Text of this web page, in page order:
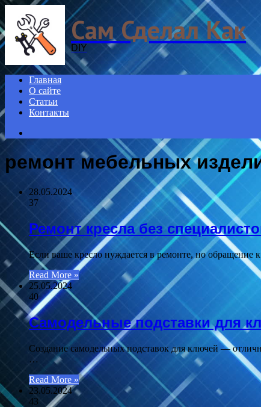
Сам Сделал Как
DIY
Главная
О сайте
Статьи
Контакты
for
ремонт мебельных
28.05.2024
37
Ремонт кресла без
Если ваше кресло нуждается в ремонте, но обращение
Read More »
25.05.2024
40
Самодельные подставки для
Создание самодельных подставок для ключей —
…
Read More »
23.05.2024
43